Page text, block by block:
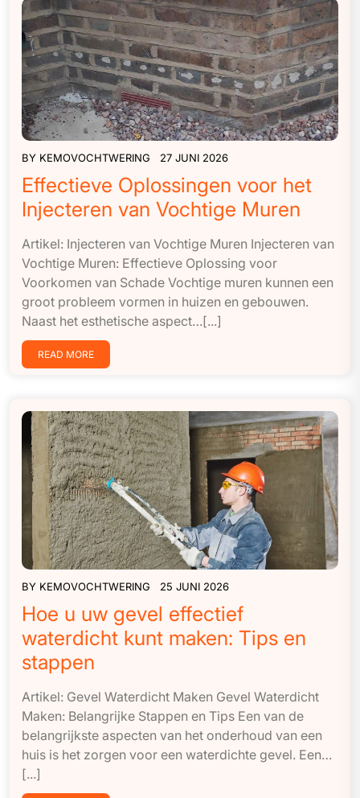
BY KEMOVOCHTWERING 27 JUNI 2026
Effectieve Oplossingen voor het
Injecteren van Vochtige Muren
Artikel: Injecteren van Vochtige Muren Injecteren van
Vochtige Muren: Effectieve Oplossing voor
Voorkomen van Schade Vochtige muren kunnen een
groot probleem vormen in huizen en gebouwen.
Naast het esthetische aspect…[...]
READ MORE
BY KEMOVOCHTWERING 25 JUNI 2026
Hoe u uw gevel effectief
waterdicht kunt maken: Tips en
stappen
Artikel: Gevel Waterdicht Maken Gevel Waterdicht
Maken: Belangrijke Stappen en Tips Een van de
belangrijkste aspecten van het onderhoud van een
huis is het zorgen voor een waterdichte gevel. Een…
[...]